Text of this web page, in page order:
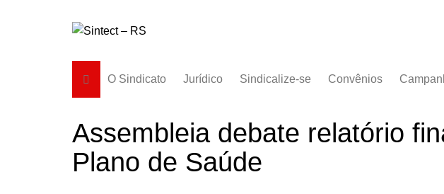
O Sindicato
História
Estatuto
Jurídico Sindicalize-se Convênios
2016/
Assembleia debate relatório
Plano de Saúde